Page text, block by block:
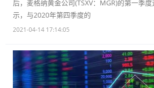
后，麦格纳黄金公司(TSXV：MGR)的第一季
示，与2020年第四季度的
2021-04-14 17:14:05